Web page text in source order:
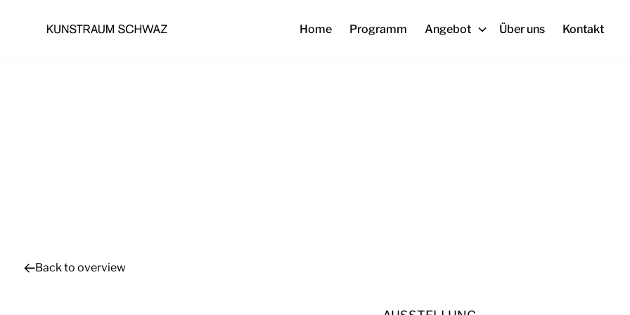
Home Programm Angebot Über uns Kontakt
Back to overview